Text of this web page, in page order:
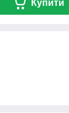
Купити